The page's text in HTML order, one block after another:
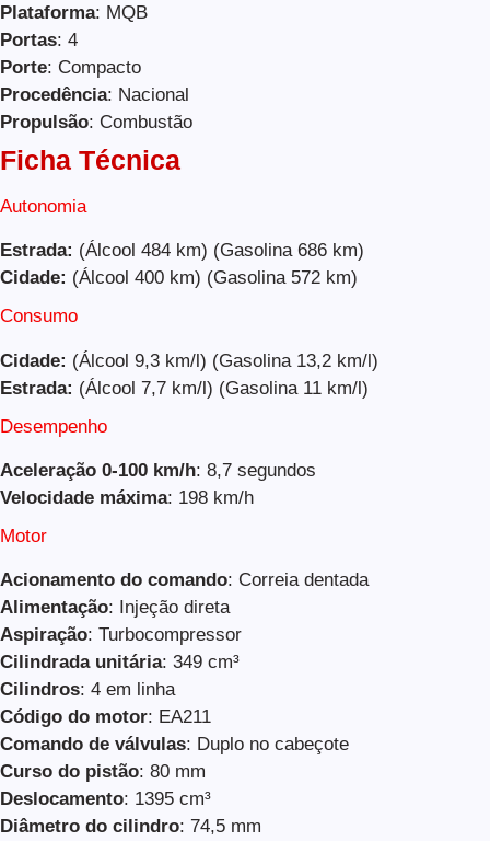
Plataforma: MQB
Portas: 4
Porte: Compacto
Procedência: Nacional
Propulsão: Combustão
Ficha Técnica
Autonomia
Estrada: (Álcool 484 km) (Gasolina 686 km)
Cidade: (Álcool 400 km) (Gasolina 572 km)
Consumo
Cidade: (Álcool 9,3 km/l) (Gasolina 13,2 km/l)
Estrada: (Álcool 7,7 km/l) (Gasolina 11 km/l)
Desempenho
Aceleração 0-100 km/h: 8,7 segundos
Velocidade máxima: 198 km/h
Motor
Acionamento do comando: Correia dentada
Alimentação: Injeção direta
Aspiração: Turbocompressor
Cilindrada unitária: 349 cm³
Cilindros: 4 em linha
Código do motor: EA211
Comando de válvulas: Duplo no cabeçote
Curso do pistão: 80 mm
Deslocamento: 1395 cm³
Diâmetro do cilindro: 74,5 mm